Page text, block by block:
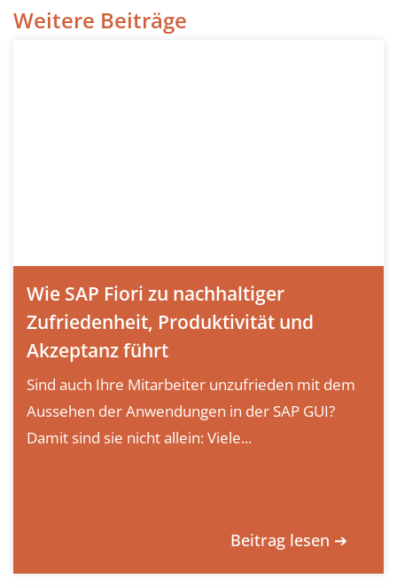
Weitere Beiträge
Wie SAP Fiori zu nachhaltiger
Zufriedenheit, Produktivität und
Akzeptanz führt
Sind auch Ihre Mitarbeiter unzufrieden mit dem
Aussehen der Anwendungen in der SAP GUI?
Damit sind sie nicht allein: Viele...
Beitrag lesen ➔